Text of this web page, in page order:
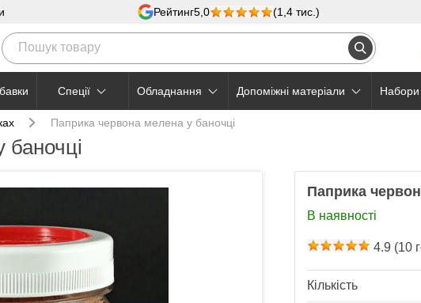
Рейтинг5,0 (1,4 тис.)
Cпеції Обладнання Допоміжні матеріали Набори
Паприка червона мелена у баночці
Паприка
В наявності
4.9 (10
Кількість